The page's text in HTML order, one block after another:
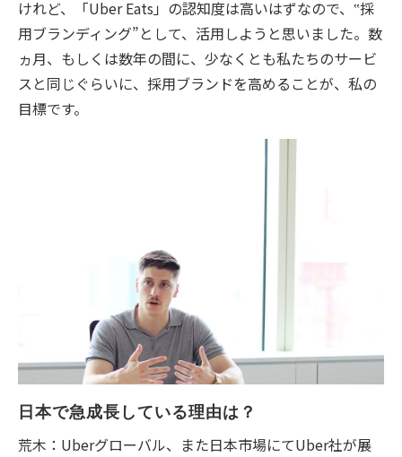
けれど、「Uber Eats」の認知度は高いはずなので、‟採
用ブランディング”として、活用しようと思いました。数
ヵ月、もしくは数年の間に、少なくとも私たちのサービ
スと同じぐらいに、採用ブランドを高めることが、私の
目標です。
日本で急成長している理由は？
荒木：Uberグローバル、また日本市場にてUber社が展